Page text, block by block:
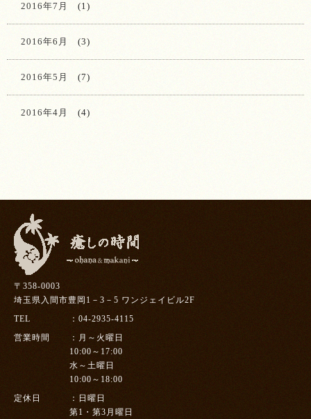
2016年7月 (1)
2016年6月 (3)
2016年5月 (7)
2016年4月 (4)
〒358-0003
埼玉県入間市豊岡1－3－5 ワンジェイビル2F
TEL
04-2935-4115
営業時間
月～火曜日
10:00～17:00
水～土曜日
10:00～18:00
定休日
日曜日
第1・第3月曜日